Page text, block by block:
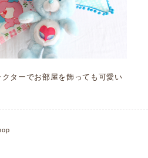
ターでお部屋を飾っても可愛い